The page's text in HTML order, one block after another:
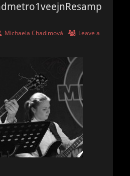
Michaela Chadimová
Leave a